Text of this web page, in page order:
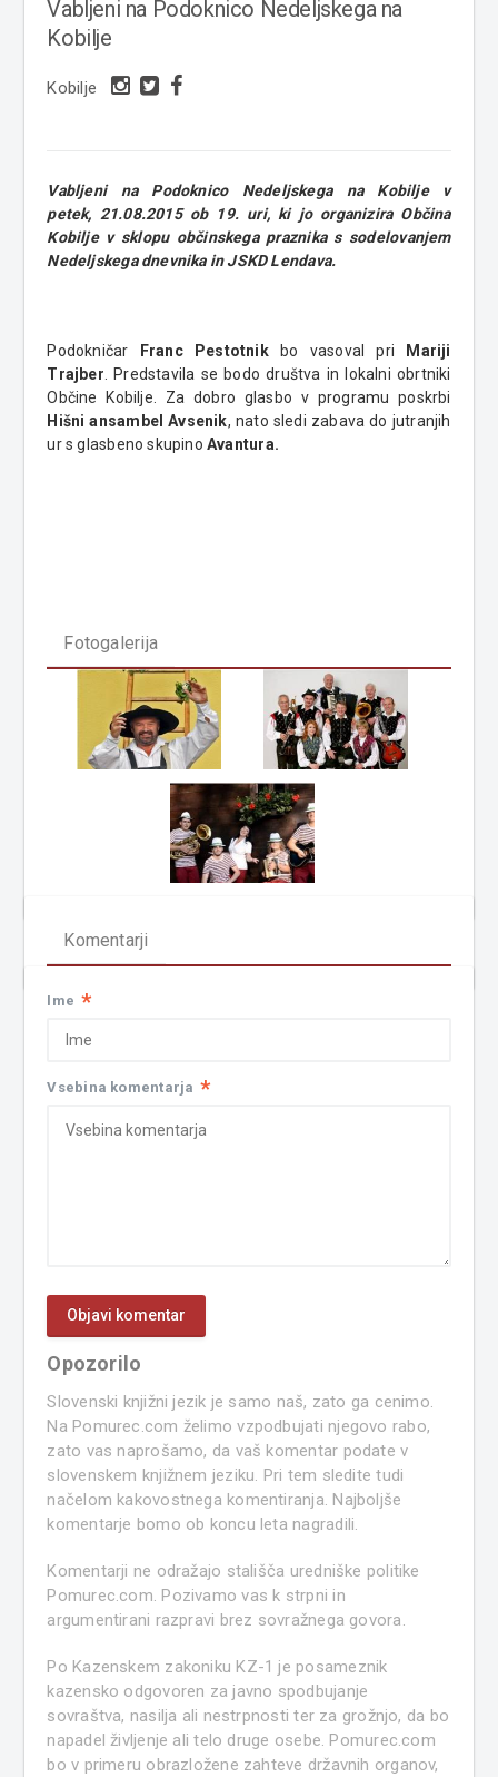
Vabljeni na Podoknico Nedeljskega na
Kobilje
Kobilje
Vabljeni na Podoknico Nedeljskegana Kobilje v
petek, 21.08.2015 ob 19. uri, ki jo organizira Občina
Kobilje v sklopu občinskega praznika s sodelovanjem
Nedeljskega dnevnika in JSKD Lendava.
Podokničar Franc Pestotnikbo vasoval pri
Mariji
Trajber . Predstavila se bodo društva in lokalni obrtniki
Občine Kobilje. Za dobro glasbo v programu poskrbi
Hišni ansambel Avsenik, nato sledi zabava do jutranjih
ur s glasbeno skupinoAvantura.
Fotogalerija
Komentarji
Ime *
Vsebina komentarja *
Opozorilo
Slovenski knjižni jezik je samo naš, zato ga cenimo.
Na Pomurec.com želimo vzpodbujati njegovo rabo,
zato vas naprošamo, da vaš komentar podate v
slovenskem knjižnem jeziku. Pri tem sledite tudi
načelom kakovostnega komentiranja. Najboljše
komentarje bomo ob koncu leta nagradili.
Komentarji ne odražajo stališča uredniške politike
Pomurec.com. Pozivamo vas k strpni in
argumentirani razpravi brez sovražnega govora.
Po Kazenskem zakoniku KZ-1 je posameznik
kazensko odgovoren za javno spodbujanje
sovraštva, nasilja ali nestrpnosti ter za grožnjo, da bo
napadel življenje ali telo druge osebe. Pomurec.com
bo v primeru obrazložene zahteve državnih organov,